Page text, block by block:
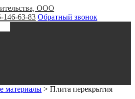
ООО
146-63-83 Обратный звонок
материалы > Плита перекрытия